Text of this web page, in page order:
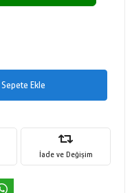
Sepete Ekle
İade ve Değişim